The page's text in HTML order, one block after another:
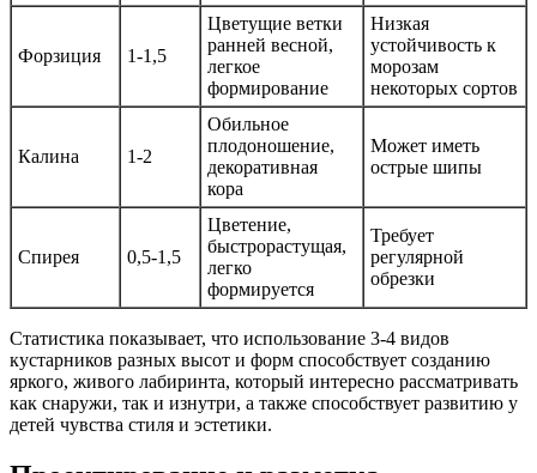
Форзиция 1-1,5
Цветущие ветки
ранней весной,
легкое
формирование
Низкая
устойчивость к
морозам
некоторых сортов
Калина 1-2
Обильное
плодоношение,
декоративная
кора
Может иметь
острые шипы
Спирея 0,5-1,5
Цветение,
быстрорастущая,
легко
формируется
Требует
регулярной
обрезки
Статистика показывает, что использование 3-4 видов
кустарников разных высот и форм способствует созданию
яркого, живого лабиринта, который интересно рассматривать
как снаружи, так и изнутри, а также способствует развитию у
детей чувства стиля и эстетики.